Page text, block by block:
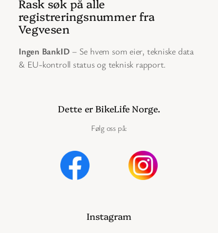
Rask søk på alle
registreringsnummer fra
Vegvesen
Ingen BankID – Se hvem som eier, tekniske data
& EU-kontroll status og teknisk rapport.
Dette er BikeLife Norge.
Følg oss på:
Instagram